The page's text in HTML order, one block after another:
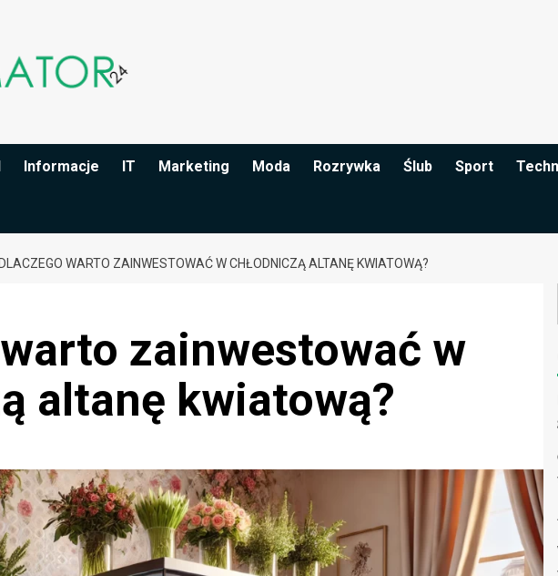
Informacje IT Marketing Moda Rozrywka Ślub Sport
WARTO ZAINWESTOWAĆ W CHŁODNICZĄ ALTANĘ KWIATOWĄ?
zainwestować w
altanę kwiatową?